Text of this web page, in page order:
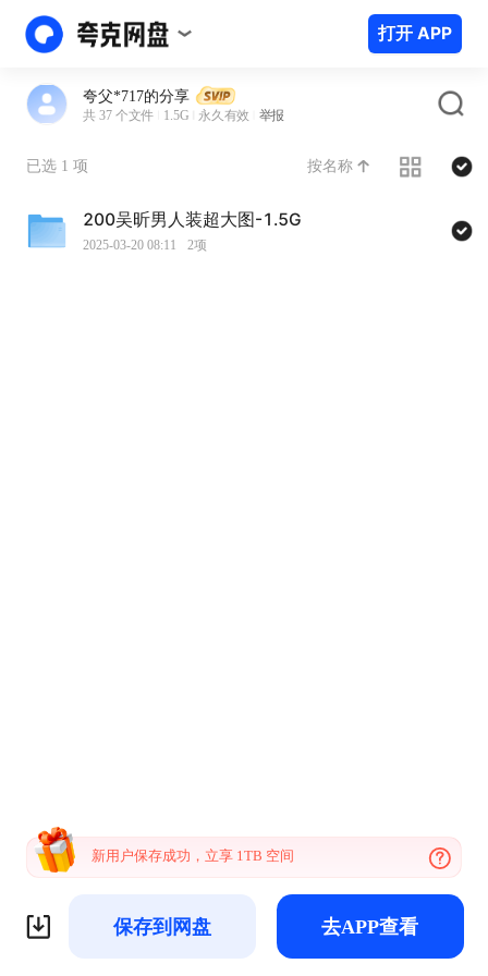
打开 APP
夸父*717的分享
共 37 个文件 1.5G 永久有效 举报
已选 1 项 按名称
200吴昕男人装超大图-1.5G
2025-03-20 08:11 2项
新用户保存成功，立享 1TB 空间
保存到网盘 去APP查看